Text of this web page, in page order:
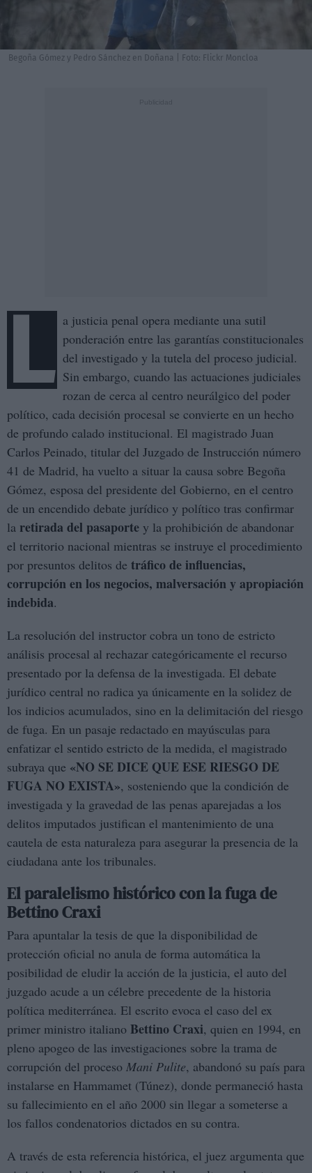
Begoña Gómez y Pedro Sánchez en Doñana | Foto: Flickr Moncloa
L a justicia penal opera mediante una sutil
ponderación entre las garantías constitucionales
del investigado y la tutela del proceso judicial.
Sin embargo, cuando las actuaciones judiciales
rozan de cerca al centro neurálgico del poder
político, cada decisión procesal se convierte en un hecho
de profundo calado institucional. El magistrado Juan
Carlos Peinado, titular del Juzgado de Instrucción número
41 de Madrid, ha vuelto a situar la causa sobre Begoña
Gómez, esposa del presidente del Gobierno, en el centro
de un encendido debate jurídico y político tras confirmar
la retirada del pasaporte y la prohibición de abandonar
el territorio nacional mientras se instruye el procedimiento
por presuntos delitos de tráfico de influencias,
corrupción en los negocios, malversación y apropiación
indebida.
La resolución del instructor cobra un tono de estricto
análisis procesal al rechazar categóricamente el recurso
presentado por la defensa de la investigada. El debate
jurídico central no radica ya únicamente en la solidez de
los indicios acumulados, sino en la delimitación del riesgo
de fuga. En un pasaje redactado en mayúsculas para
enfatizar el sentido estricto de la medida, el magistrado
subraya que «NO SE DICE QUE ESE RIESGO DE
FUGA NO EXISTA», sosteniendo que la condición de
investigada y la gravedad de las penas aparejadas a los
delitos imputados justifican el mantenimiento de una
cautela de esta naturaleza para asegurar la presencia de la
ciudadana ante los tribunales.
El paralelismo histórico con la fuga de
Bettino Craxi
Para apuntalar la tesis de que la disponibilidad de
protección oficial no anula de forma automática la
posibilidad de eludir la acción de la justicia, el auto del
juzgado acude a un célebre precedente de la historia
política mediterránea. El escrito evoca el caso del ex
primer ministro italiano Bettino Craxi, quien en 1994, en
pleno apogeo de las investigaciones sobre la trama de
corrupción del proceso Mani Pulite, abandonó su país para
instalarse en Hammamet (Túnez), donde permaneció hasta
su fallecimiento en el año 2000 sin llegar a someterse a
los fallos condenatorios dictados en su contra.
A través de esta referencia histórica, el juez argumenta que